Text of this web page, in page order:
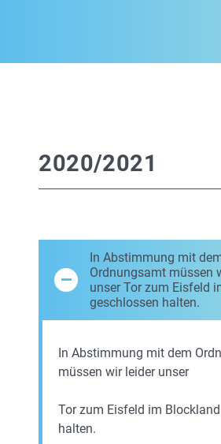
2020/2021
In Abstimmung mit
Ordnungsamt müssen
unser Tor zum Eisfeld im Blockland
geschlossen halten.
In Abstimmung mit dem
müssen wir leider unser
Tor zum Eisfeld im
halten.